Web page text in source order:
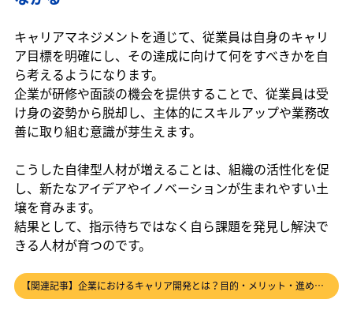
キャリアマネジメントを通じて、従業員は自身のキャリ
ア目標を明確にし、その達成に向けて何をすべきかを自
ら考えるようになります。
企業が研修や面談の機会を提供することで、従業員は受
け身の姿勢から脱却し、主体的にスキルアップや業務改
善に取り組む意識が芽生えます。
こうした自律型人材が増えることは、組織の活性化を促
し、新たなアイデアやイノベーションが生まれやすい土
壌を育みます。
結果として、指示待ちではなく自ら課題を発見し解決で
きる人材が育つのです。
【関連記事】企業におけるキャリア開発とは？目的・メリット・進め方を徹底解説！ の記事はこちら→